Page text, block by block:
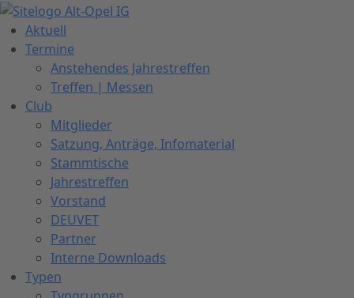
Zum
Inhalt
springen
Aktuell
Termine
Anstehendes Jahrestreffen
Treffen | Messen
Club
Mitglieder
Satzung, Anträge, Infomaterial
Stammtische
Jahrestreffen
Vorstand
DEUVET
Partner
Interne Downloads
Typen